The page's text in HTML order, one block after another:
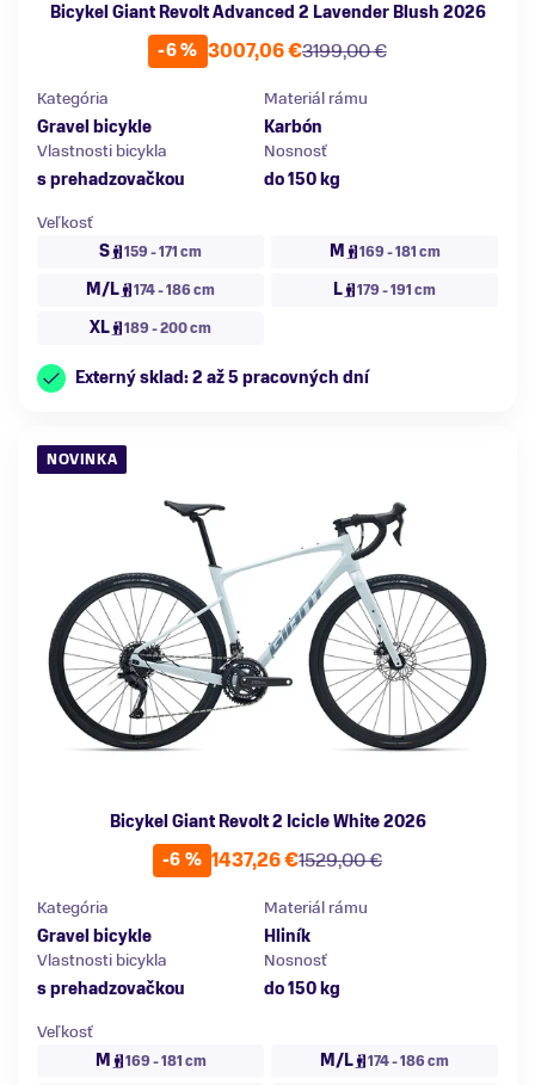
Bicykel Giant Revolt Advanced 2 Lavender Blush 2026
-6 %
3199,00 €
3007,06 €
Kategória
Gravel bicykle
Materiál rámu
Karbón
Vlastnosti bicykla
s prehadzovačkou
Nosnosť
do 150 kg
Veľkosť
S
159 - 171 cm M 169 - 181 cm
M/L 174 - 186 cm L 179 - 191 cm
XL 189 - 200 cm
Externý sklad: 2 až 5 pracovných dní
NOVINKA
Bicykel Giant Revolt 2 Icicle White 2026
-6 %
1529,00 €
1437,26 €
Kategória
Gravel bicykle
Materiál rámu
Hliník
Vlastnosti bicykla
s prehadzovačkou
Nosnosť
do 150 kg
Veľkosť
M
169 - 181 cm M/L 174 - 186 cm